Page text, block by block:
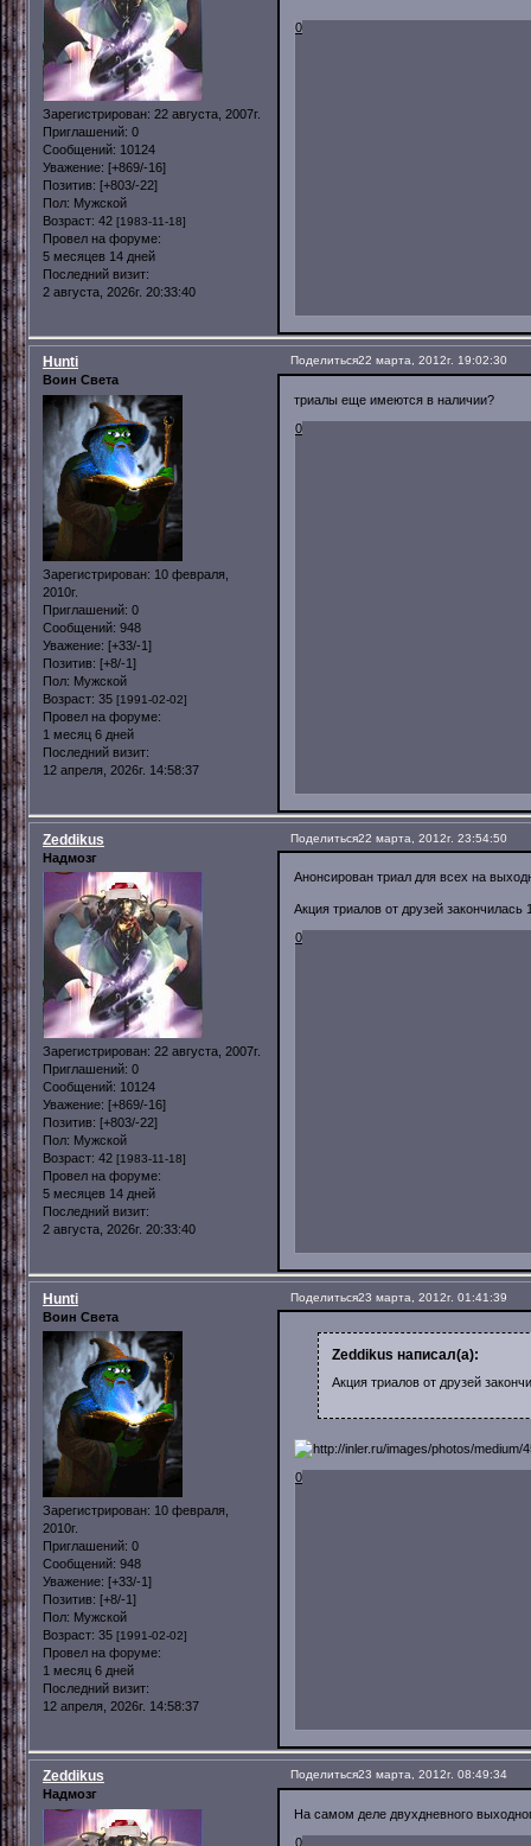
Зарегистрирован: 22 августа, 2007г.
Приглашений: 0
Сообщений: 10124
Уважение: [+869/-16]
Позитив: [+803/-22]
Пол: Мужской
Возраст: 42 [1983-11-18]
Провел на форуме:
5 месяцев 14 дней
Последний визит:
2 августа, 2026г. 20:33:40
0
Поделиться22 марта, 2012г. 19:02:30
Hunti
Воин Света
Зарегистрирован: 10 февраля,
2010г.
Приглашений: 0
Сообщений: 948
Уважение: [+33/-1]
Позитив: [+8/-1]
Пол: Мужской
Возраст: 35 [1991-02-02]
Провел на форуме:
1 месяц 6 дней
Последний визит:
12 апреля, 2026г. 14:58:37
триалы еще имеются в наличии?
0
Поделиться22 марта, 2012г. 23:54:50
Zeddikus
Надмозг
Зарегистрирован: 22 августа, 2007г.
Приглашений: 0
Сообщений: 10124
Уважение: [+869/-16]
Позитив: [+803/-22]
Пол: Мужской
Возраст: 42 [1983-11-18]
Провел на форуме:
5 месяцев 14 дней
Последний визит:
2 августа, 2026г. 20:33:40
Анонсирован триал для всех на
Акция триалов от друзей закончилась
0
Поделиться23 марта, 2012г. 01:41:39
Hunti
Воин Света
Зарегистрирован: 10 февраля,
2010г.
Приглашений: 0
Сообщений: 948
Уважение: [+33/-1]
Позитив: [+8/-1]
Пол: Мужской
Возраст: 35 [1991-02-02]
Провел на форуме:
1 месяц 6 дней
Последний визит:
12 апреля, 2026г. 14:58:37
Zeddikus написал(а):
Акция триалов от друзей
0
Поделиться23 марта, 2012г. 08:49:34
Zeddikus
Надмозг
На самом деле двухдневного
0